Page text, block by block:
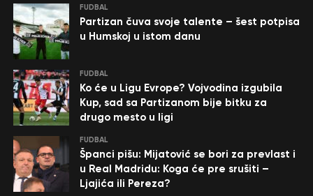
FUDBAL
Partizan čuva svoje talente – šest potpisa
u Humskoj u istom danu
FUDBAL
Ko će u Ligu Evrope? Vojvodina izgubila
Kup, sad sa Partizanom bije bitku za
drugo mesto u ligi
FUDBAL
Španci pišu: Mijatović se bori za prevlast i
u Real Madridu: Koga će pre srušiti –
Ljajića ili Pereza?